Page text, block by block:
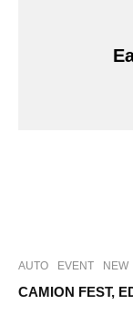
AUTO EVENT NEW
CAMION FEST,